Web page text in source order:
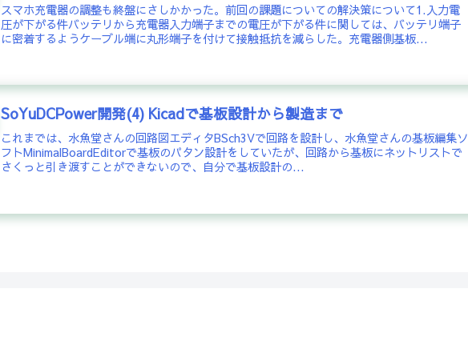
スマホ充電器の調整も終盤にさしかかった。前回の課題についての解決策について1.入力電
圧が下がる件バッテリから充電器入力端子までの電圧が下がる件に関しては、バッテリ端子
に密着するようケーブル端に丸形端子を付けて接触抵抗を減らした。充電器側基板...
SoYuDCPower開発(4) Kicadで基板設計から製造まで
これまでは、水魚堂さんの回路図エディタBSch3Vで回路を設計し、水魚堂さんの基板編集ソ
フトMinimalBoardEditorで基板のパタン設計をしていたが、回路から基板にネットリストで
さくっと引き渡すことができないので、自分で基板設計の...